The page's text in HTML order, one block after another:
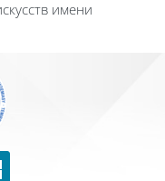
имени